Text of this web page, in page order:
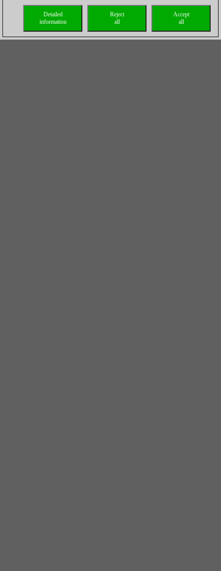
Accept
all
Reject
all
Detailed
information